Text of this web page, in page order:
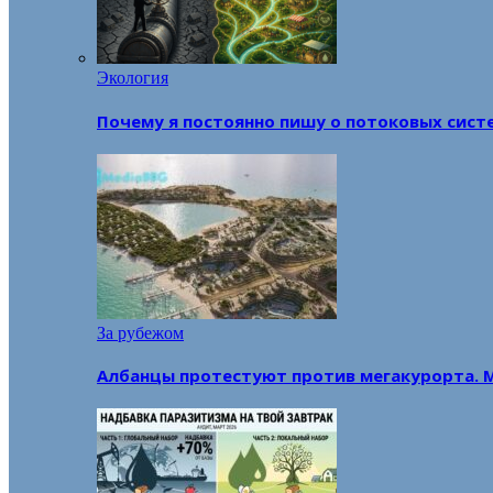
Экология
Почему я постоянно пишу о потоковых
За рубежом
Албанцы протестуют против мегакурорта.